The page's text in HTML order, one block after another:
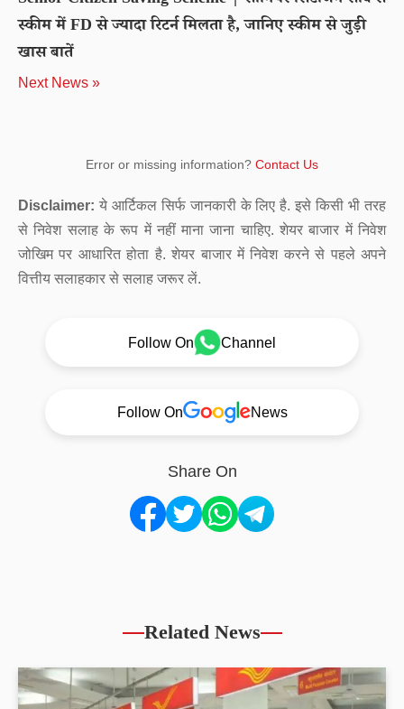
स्कीम में FD से ज्यादा रिटर्न मिलता है, जानिए स्कीम से जुड़ी
खास बातें
Next News »
Error or missing information? Contact Us
Disclaimer: ये आर्टिकल सिर्फ जानकारी के लिए है. इसे किसी भी तरह
से निवेश सलाह के रूप में नहीं माना जाना चाहिए. शेयर बाजार में निवेश
जोखिम पर आधारित होता है. शेयर बाजार में निवेश करने से पहले अपने
वित्तीय सलाहकार से सलाह जरूर लें.
Follow On Channel
Follow On News
Share On
Related News